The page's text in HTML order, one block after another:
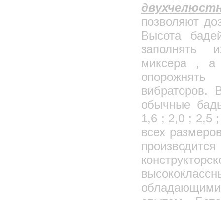
позволяют
Высота
заполнять
миксера , а
вибраторов.
обычные
1,6 ; 2,0 ; 2,5
всех